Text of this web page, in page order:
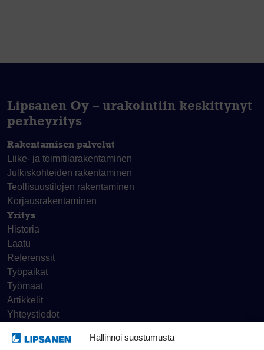
Hallinnoi suostumusta
Lipsanen Oy – urakointiin keskittynyt
perheyritys
Rakentamisen palvelut
Liike- ja toimitila­rakentaminen
Julkiskohteiden rakentaminen
Teollisuustilojen rakentaminen
Korjaus­rakentaminen
Yritys
Historia
Laatu
Referenssit
Työpaikat
Työmaat
Artikkelit
Yhteystiedot